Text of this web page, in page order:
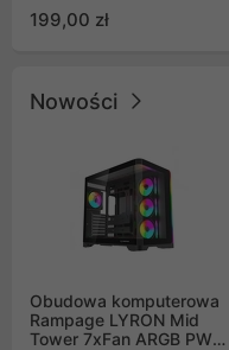
199,00 zł
Nowości
Obudowa komputerowa
Rampage LYRON Mid
Tower 7xFan ARGB PWM